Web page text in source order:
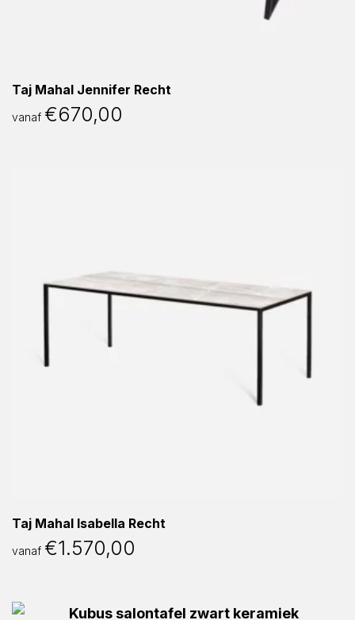
Taj Mahal Jennifer Recht
vanaf €670,00
Taj Mahal Isabella Recht
vanaf €1.570,00